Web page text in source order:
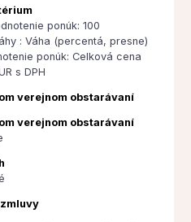
ponúk: 100
: Váha (percentá, presne)
ponúk: Celková cena
s DPH
verejnom obstarávaní
verejnom obstarávaní